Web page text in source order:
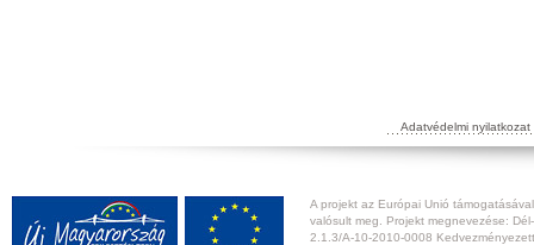
Adatvédelmi nyilatkozat
A projekt az Európai Unió
valósult meg. Projekt megnevezése:
2.1.3/A-10-2010-0008